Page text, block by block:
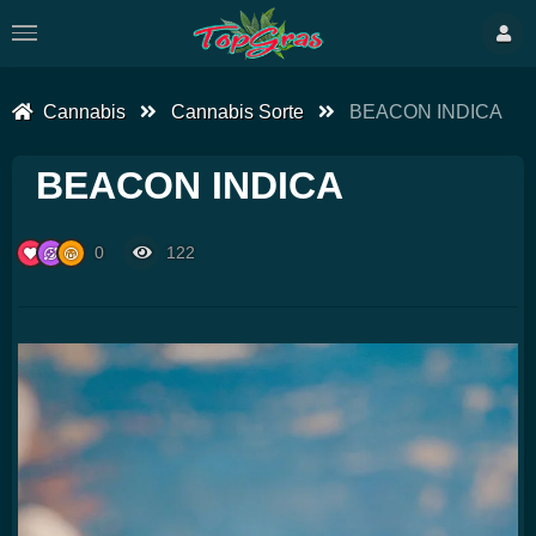
Cannabis Cannabis Sorte BEACON INDICA
BEACON INDICA
0 122